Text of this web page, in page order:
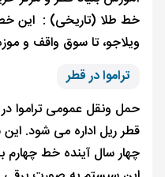
خط طلا (تاریخی) : این خط
ویلاجو، تا سوق واقف و
تراموا در قطر
حمل ‌ونقل عمومی تراموا
قطر ریل اداره می ‌شود.
چهار سال آینده خط